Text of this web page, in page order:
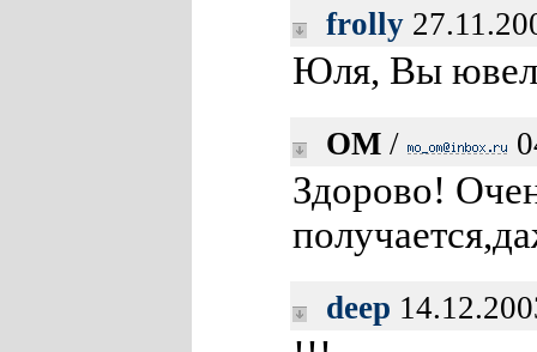
frolly
Юля, Вы
ОМ /
Здорово!
deep